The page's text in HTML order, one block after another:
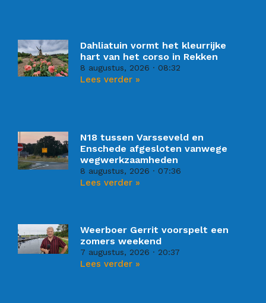
Dahliatuin vormt het kleurrijke
hart van het corso in Rekken
8 augustus, 2026 08:32
Lees verder »
N18 tussen Varsseveld en
Enschede afgesloten vanwege
wegwerkzaamheden
8 augustus, 2026 07:36
Lees verder »
Weerboer Gerrit voorspelt een
zomers weekend
7 augustus, 2026 20:37
Lees verder »